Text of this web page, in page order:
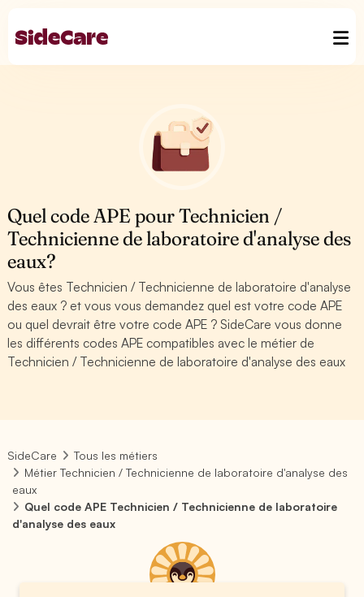
Quel code APE pour Technicien /
Technicienne de laboratoire d'analyse des
eaux?
Vous êtes Technicien / Technicienne de laboratoire d'analyse
des eaux ? et vous vous demandez quel est votre code APE
ou quel devrait être votre code APE ? SideCare vous donne
les différents codes APE compatibles avec le métier de
Technicien / Technicienne de laboratoire d'analyse des eaux
SideCare
Tous les métiers
Métier Technicien / Technicienne de laboratoire d'analyse des
eaux
Quel code APE Technicien / Technicienne de laboratoire
d'analyse des eaux